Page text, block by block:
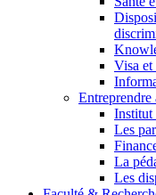
Visa et
Entreprendre
Institut
Les
La
Les